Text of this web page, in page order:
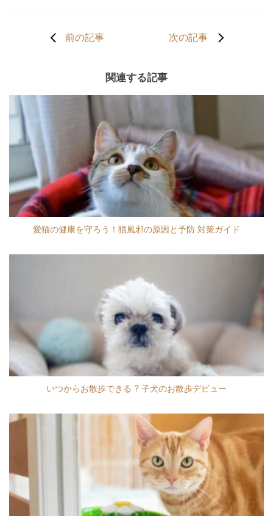
前の記事 次の記事
関連する記事
愛猫の健康を守ろう！猫風邪の原因と予防 対策ガイド
いつからお散歩できる ? 子犬のお散歩デビュー